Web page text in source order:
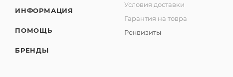
ИНФОРМАЦИЯ
ПОМОЩЬ
БРЕНДЫ
Условия доставки
Гарантия на товра
Реквизиты